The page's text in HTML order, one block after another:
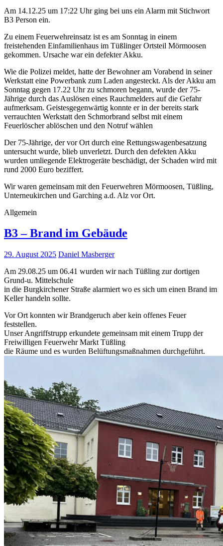
Am 14.12.25 um 17:22 Uhr ging bei uns ein Alarm mit Stichwort
B3 Person ein.
Zu einem Feuerwehreinsatz ist es am Sonntag in einem
freistehenden Einfamilienhaus im Tüßlinger Ortsteil Mörmoosen
gekommen. Ursache war ein defekter Akku.
Wie die Polizei meldet, hatte der Bewohner am Vorabend in seiner
Werkstatt eine Powerbank zum Laden angesteckt. Als der Akku am
Sonntag gegen 17.22 Uhr zu schmoren begann, wurde der 75-
Jährige durch das Auslösen eines Rauchmelders auf die Gefahr
aufmerksam. Geistesgegenwärtig konnte er in der bereits stark
verrauchten Werkstatt den Schmorbrand selbst mit einem
Feuerlöscher ablöschen und den Notruf wählen
Der 75-Jährige, der vor Ort durch eine Rettungswagenbesatzung
untersucht wurde, blieb unverletzt. Durch den defekten Akku
wurden umliegende Elektrogeräte beschädigt, der Schaden wird mit
rund 2000 Euro beziffert.
Wir waren gemeinsam mit den Feuerwehren Mörmoosen, Tüßling,
Unterneukirchen und Garching a.d. Alz vor Ort.
Allgemein
B3 – Brand im Gebäude
29. August 2025 Daniel Masberger
Am 29.08.25 um 06.41 wurden wir nach Tüßling zur dortigen
Grund-u. Mittelschule
in die Burgkirchener Straße alarmiert wo es sich um einen Brand im
Keller handeln sollte.
Vor Ort konnten wir Brandgeruch aber kein offenes Feuer
feststellen.
Unser Angriffstrupp erkundete gemeinsam mit einem Trupp der
Freiwilligen Feuerwehr Markt Tüßling
die Räume und es wurden Belüftungsmaßnahmen durchgeführt.